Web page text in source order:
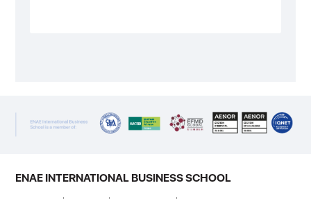
ENAE INTERNATIONAL BUSINESS SCHOOL